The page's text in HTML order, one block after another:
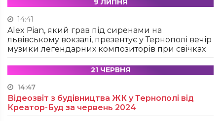
9 ЛИПНЯ
14:41
Alex Pian, який грав під сиренами на
львівському вокзалі, презентує у Тернополі вечір
музики легендарних композиторів при свічках
21 ЧЕРВНЯ
14:47
Відеозвіт з будівництва ЖК у Тернополі від
Креатор-Буд за червень 2024